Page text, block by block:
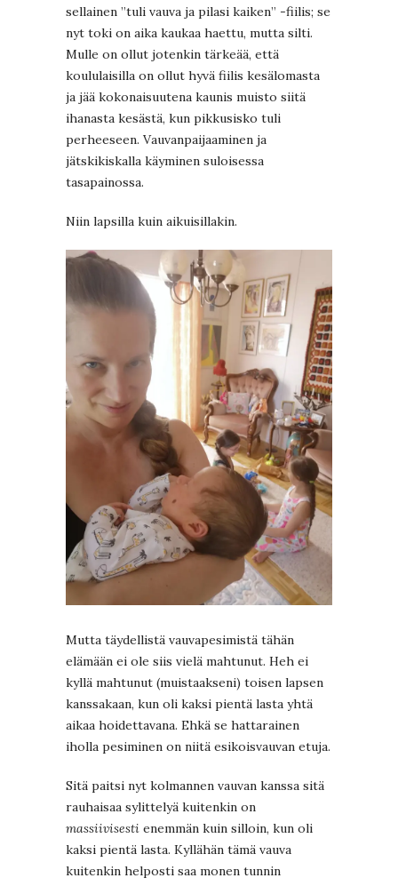
sellainen ”tuli vauva ja pilasi kaiken” -fiilis; se
nyt toki on aika kaukaa haettu, mutta silti.
Mulle on ollut jotenkin tärkeää, että
koululaisilla on ollut hyvä fiilis kesälomasta
ja jää kokonaisuutena kaunis muisto siitä
ihanasta kesästä, kun pikkusisko tuli
perheeseen. Vauvanpaijaaminen ja
jätskikiskalla käyminen suloisessa
tasapainossa.
Niin lapsilla kuin aikuisillakin.
Mutta täydellistä vauvapesimistä tähän
elämään ei ole siis vielä mahtunut. Heh ei
kyllä mahtunut (muistaakseni) toisen lapsen
kanssakaan, kun oli kaksi pientä lasta yhtä
aikaa hoidettavana. Ehkä se hattarainen
iholla pesiminen on niitä esikoisvauvan etuja.
Sitä paitsi nyt kolmannen vauvan kanssa sitä
rauhaisaa sylittelyä kuitenkin on
massiivisesti enemmän kuin silloin, kun oli
kaksi pientä lasta. Kyllähän tämä vauva
kuitenkin helposti saa monen tunnin